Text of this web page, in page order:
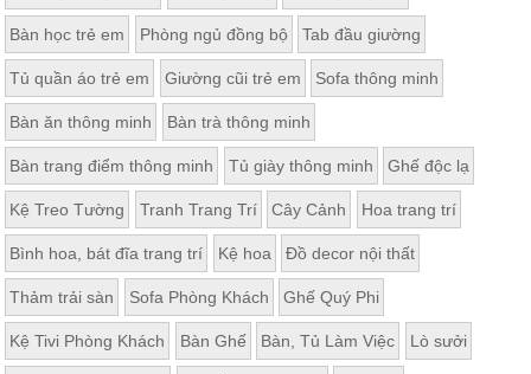
Bàn học trẻ em Phòng ngủ đồng bộ Tab đầu giường
Tủ quần áo trẻ em Giường cũi trẻ em Sofa thông minh
Bàn ăn thông minh Bàn trà thông minh
Bàn trang điểm thông minh Tủ giày thông minh Ghế độc lạ
Kệ Treo Tường Tranh Trang Trí Cây Cảnh Hoa trang trí
Bình hoa, bát đĩa trang trí Kệ hoa Đồ decor nội thất
Thảm trải sàn Sofa Phòng Khách Ghế Quý Phi
Kệ Tivi Phòng Khách Bàn Ghế Bàn, Tủ Làm Việc Lò sưởi